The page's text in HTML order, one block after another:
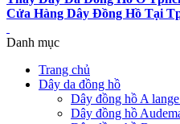
Cửa Hàng Dây Đồng Hồ Tại
Danh mục
Trang chủ
Dây da đồng hồ
Dây đồng hồ A
Dây đồng hồ